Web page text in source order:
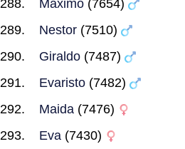
Maximo (7654)
Nestor (7510)
Giraldo (7487)
Evaristo (7482)
Maida (7476)
Eva (7430)